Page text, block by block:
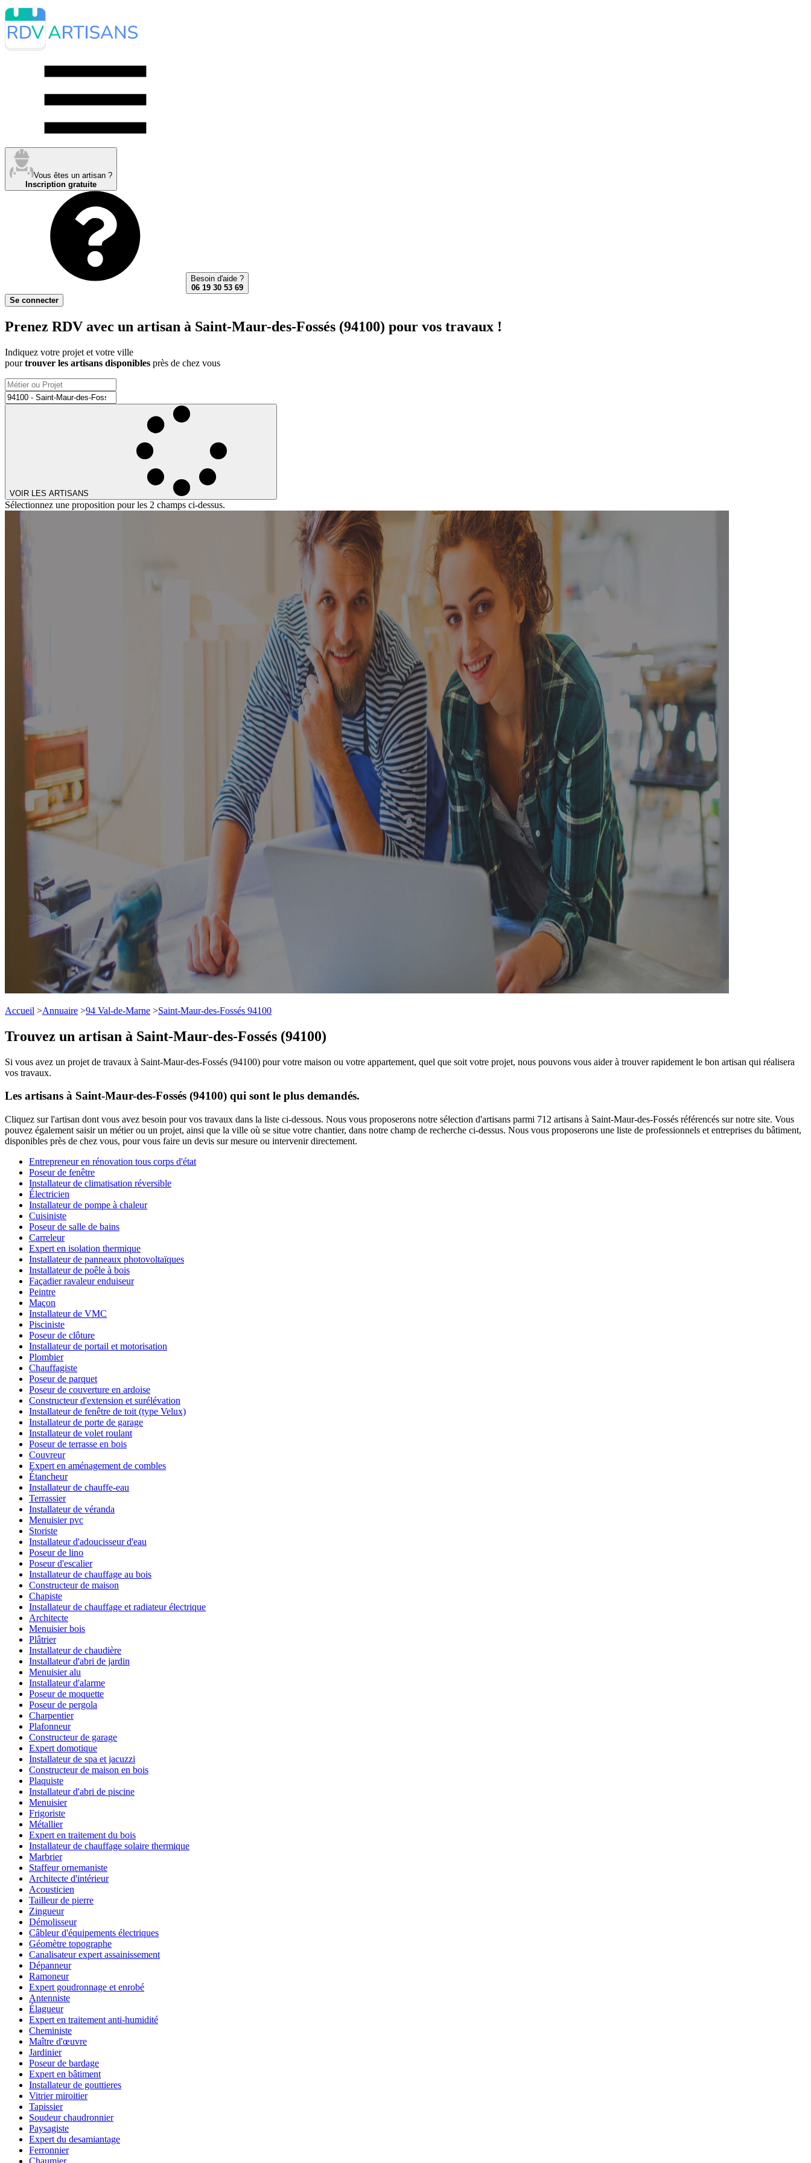
Vous êtes un artisan ?
Inscription gratuite
Besoin d'aide ?
06 19 30 53 69
Se connecter
Prenez RDV avec un artisan à Saint-Maur-des-Fossés (94100) pour vos travaux !
Indiquez votre projet et votre ville
pourtrouver les artisans disponibles près de chez vous
VOIR LES ARTISANS
Sélectionnez une proposition pour les 2 champs ci-dessus.
Accueil >Annuaire >94 Val-de-Marne >Saint-Maur-des-Fossés 94100
Trouvez un artisan à Saint-Maur-des-Fossés (94100)
Si vous avez un projet de travaux à Saint-Maur-des-Fossés (94100) pour votre maison ou votre appartement, quel que soit votre projet, nous pouvons vous aider à trouver rapidement le bon artisan qui réalisera
vos travaux.
Les artisans à Saint-Maur-des-Fossés (94100) qui sont le plus demandés.
Cliquez sur l'artisan dont vous avez besoin pour vos travaux dans la liste ci-dessous. Nous vous proposerons notre sélection d'artisans parmi 712 artisans à Saint-Maur-des-Fossés référencés sur notre site. Vous
pouvez également saisir un métier ou un projet, ainsi que la ville où se situe votre chantier, dans notre champ de recherche ci-dessus. Nous vous proposerons une liste de professionnels et entreprises du bâtiment,
disponibles près de chez vous, pour vous faire un devis sur mesure ou intervenir directement.
Entrepreneur en rénovation tous corps d'état
Poseur de fenêtre
Installateur de climatisation réversible
Électricien
Installateur de pompe à chaleur
Cuisiniste
Poseur de salle de bains
Carreleur
Expert en isolation thermique
Installateur de panneaux photovoltaïques
Installateur de poêle à bois
Façadier ravaleur enduiseur
Peintre
Maçon
Installateur de VMC
Pisciniste
Poseur de clôture
Installateur de portail et motorisation
Plombier
Chauffagiste
Poseur de parquet
Poseur de couverture en ardoise
Constructeur d'extension et surélévation
Installateur de fenêtre de toit (type Velux)
Installateur de porte de garage
Installateur de volet roulant
Poseur de terrasse en bois
Couvreur
Expert en aménagement de combles
Étancheur
Installateur de chauffe-eau
Terrassier
Installateur de véranda
Menuisier pvc
Storiste
Installateur d'adoucisseur d'eau
Poseur de lino
Poseur d'escalier
Installateur de chauffage au bois
Constructeur de maison
Chapiste
Installateur de chauffage et radiateur électrique
Architecte
Menuisier bois
Plâtrier
Installateur de chaudière
Installateur d'abri de jardin
Menuisier alu
Installateur d'alarme
Poseur de moquette
Poseur de pergola
Charpentier
Plafonneur
Constructeur de garage
Expert domotique
Installateur de spa et jacuzzi
Constructeur de maison en bois
Plaquiste
Installateur d'abri de piscine
Menuisier
Frigoriste
Métallier
Expert en traitement du bois
Installateur de chauffage solaire thermique
Marbrier
Staffeur ornemaniste
Architecte d'intérieur
Acousticien
Tailleur de pierre
Zingueur
Démolisseur
Câbleur d'équipements électriques
Géomètre topographe
Canalisateur expert assainissement
Dépanneur
Ramoneur
Expert goudronnage et enrobé
Antenniste
Élagueur
Expert en traitement anti-humidité
Cheministe
Maître d'œuvre
Jardinier
Poseur de bardage
Expert en bâtiment
Installateur de gouttieres
Vitrier miroitier
Tapissier
Soudeur chaudronnier
Paysagiste
Expert du desamiantage
Ferronnier
Chaumier